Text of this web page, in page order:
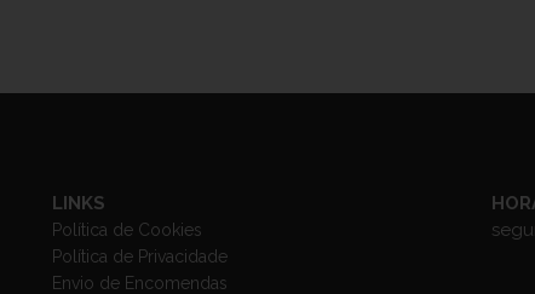
LINKS
Política de Cookies
Política de Privacidade
Envio de Encomendas